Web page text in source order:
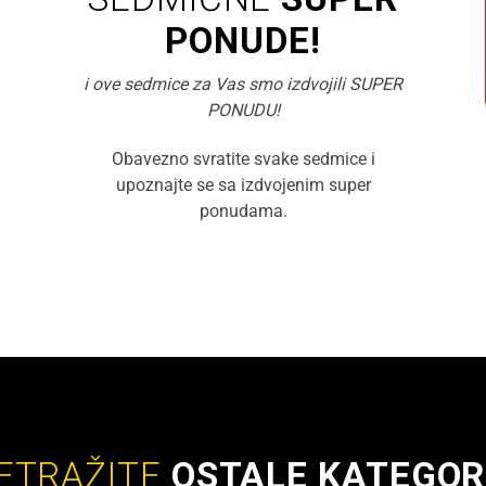
PONUDE!
i ove sedmice za Vas smo izdvojili SUPER
PONUDU!
Obavezno svratite svake sedmice i
upoznajte se sa izdvojenim super
ponudama.
OSTALE